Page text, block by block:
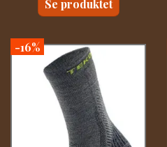
Se produktet
-16%